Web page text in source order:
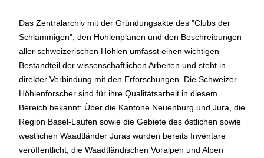
Das Zentralarchiv mit der Gründungsakte des "Clubs der
Schlammigen", den Höhlenplänen und den Beschreibungen
aller schweizerischen Höhlen umfasst einen wichtigen
Bestandteil der wissenschaftlichen Arbeiten und steht in
direkter Verbindung mit den Erforschungen. Die Schweizer
Höhlenforscher sind für ihre Qualitätsarbeit in diesem
Bereich bekannt: Über die Kantone Neuenburg und Jura, die
Region Basel-Laufen sowie die Gebiete des östlichen sowie
westlichen Waadtländer Juras wurden bereits Inventare
veröffentlicht, die Waadtländischen Voralpen und Alpen